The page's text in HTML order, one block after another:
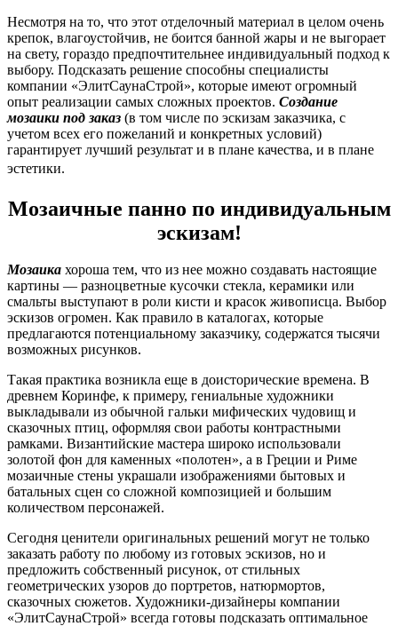
Несмотря на то, что этот отделочный материал в целом очень
крепок, влагоустойчив, не боится банной жары и не выгорает
на свету, гораздо предпочтительнее индивидуальный подход к
выбору. Подсказать решение способны специалисты
компании «ЭлитСаунаСтрой», которые имеют огромный
опыт реализации самых сложных проектов. Создание
мозаики под заказ (в том числе по эскизам заказчика, с
учетом всех его пожеланий и конкретных условий)
гарантирует лучший результат и в плане качества, и в плане
эстетики.
Мозаичные панно по индивидуальным
эскизам!
Мозаика хороша тем, что из нее можно создавать настоящие
картины — разноцветные кусочки стекла, керамики или
смальты выступают в роли кисти и красок живописца. Выбор
эскизов огромен. Как правило в каталогах, которые
предлагаются потенциальному заказчику, содержатся тысячи
возможных рисунков.
Такая практика возникла еще в доисторические времена. В
древнем Коринфе, к примеру, гениальные художники
выкладывали из обычной гальки мифических чудовищ и
сказочных птиц, оформляя свои работы контрастными
рамками. Византийские мастера широко использовали
золотой фон для каменных «полотен», а в Греции и Риме
мозаичные стены украшали изображениями бытовых и
батальных сцен со сложной композицией и большим
количеством персонажей.
Сегодня ценители оригинальных решений могут не только
заказать работу по любому из готовых эскизов, но и
предложить собственный рисунок, от стильных
геометрических узоров до портретов, натюрмортов,
сказочных сюжетов. Художники-дизайнеры компании
«ЭлитСаунаСтрой» всегда готовы подсказать оптимальное